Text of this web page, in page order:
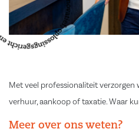
Met veel professionaliteit verzorgen
verhuur, aankoop of taxatie. Waar
Meer over ons weten?